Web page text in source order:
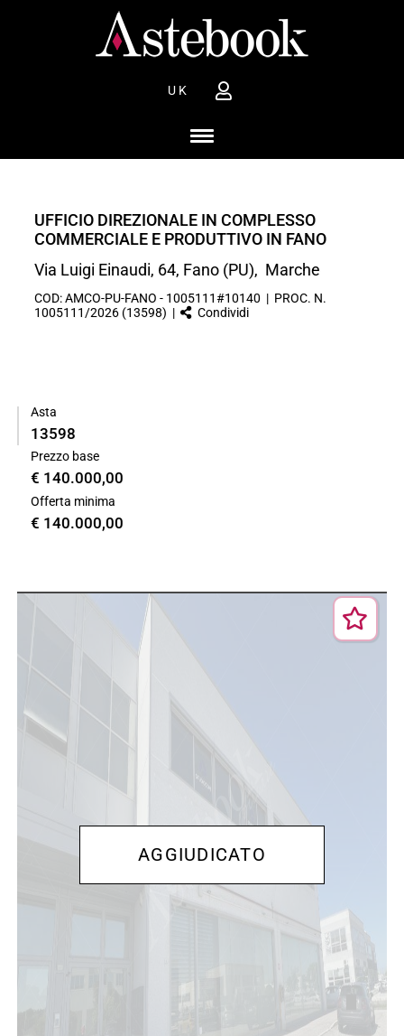
UK
UFFICIO DIREZIONALE IN COMPLESSO
COMMERCIALE E PRODUTTIVO IN FANO
Via Luigi Einaudi, 64, Fano (PU), Marche
COD: AMCO-PU-FANO - 1005111#10140 | PROC. N.
1005111/2026 (13598) |
Condividi
Asta
13598
Prezzo base
€ 140.000,00
Offerta minima
€ 140.000,00